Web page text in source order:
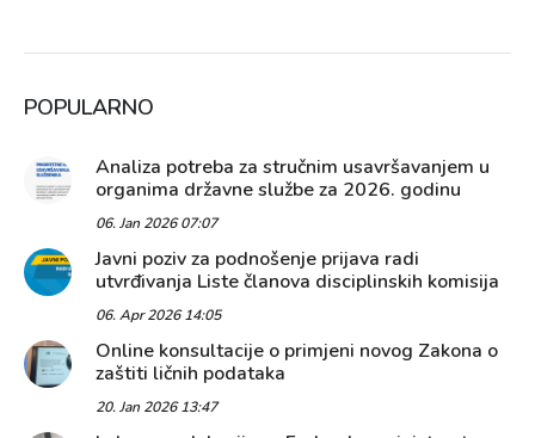
POPULARNO
Analiza potreba za stručnim usavršavanjem u
organima državne službe za 2026. godinu
06. Jan 2026 07:07
Javni poziv za podnošenje prijava radi
utvrđivanja Liste članova disciplinskih komisija
06. Apr 2026 14:05
Online konsultacije o primjeni novog Zakona o
zaštiti ličnih podataka
20. Jan 2026 13:47